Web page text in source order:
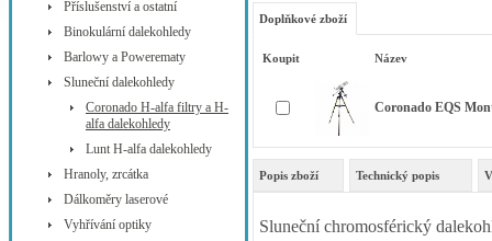
Příslušenství a ostatní
Binokulární dalekohledy
Barlowy a Powerematy
Sluneční dalekohledy
Coronado H-alfa filtry a H-
alfa dalekohledy
Lunt H-alfa dalekohledy
Hranoly, zrcátka
Dálkoměry laserové
Vyhřívání optiky
Doplňkové zboží
Koupit Název
Coronado EQS
Popis zboží Technický popis
Sluneční chromosférický